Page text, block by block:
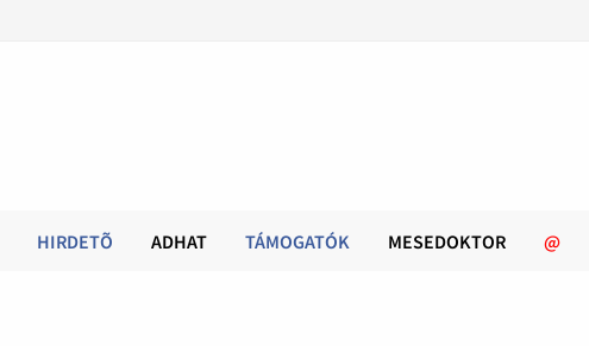
HIRDETÕ ADHAT TÁMOGATÓK MESEDOKTOR @